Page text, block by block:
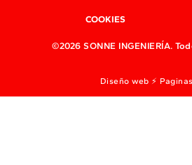
COOKIES
©2026 SONNE INGENIERÍA.
Diseño web ⚡